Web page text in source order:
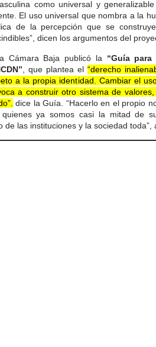
como universal y
El uso universal que nombra a la
de la percepción que se
dicen los argumentos del
Cámara Baja publicó la “Guía
, que plantea el “derecho
a la propia identidad. Cambiar el
a construir otro sistema de
dice la Guía. “Hacerlo en el propio
quienes ya somos casi la mitad de
de las instituciones y la sociedad toda”,